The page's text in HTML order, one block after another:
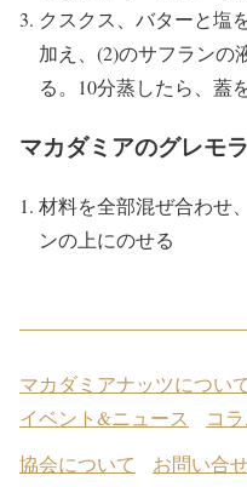
クスクス、バターと塩
加え、(2)のサフランの
る。10分蒸したら、蓋
マカダミアのグレモ
材料を全部混ぜ合わせ
ンの上にのせる
マカダミアナッツについ
イベント&ニュース
コ
協会について
お問い合